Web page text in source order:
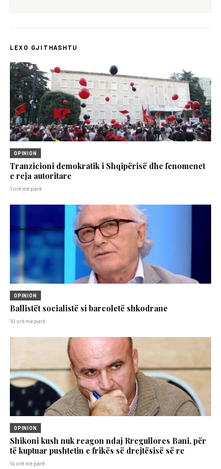
LEXO GJITHASHTU
OPINION
Tranzicioni demokratik i Shqipërisë dhe fenomenet
e reja autoritare
1 orë më parë
OPINION
Ballistët socialistë si barcoletë shkodrane
10 orë më parë
OPINION
Shikoni kush nuk reagon ndaj Rregullores Bani, për
të kuptuar pushtetin e frikës së drejtësisë së re
14 orë më parë